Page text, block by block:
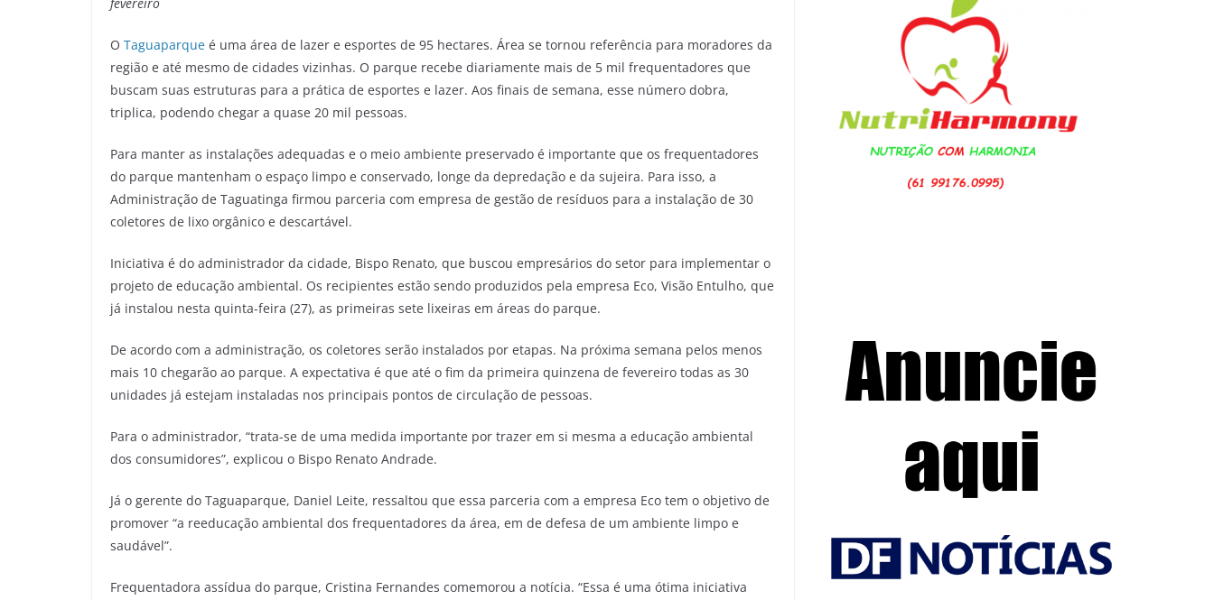
O Taguaparque é uma área de lazer e esportes de 95 hectares. Área se tornou referência para moradores da
região e até mesmo de cidades vizinhas. O parque recebe diariamente mais de 5 mil frequentadores que
buscam suas estruturas para a prática de esportes e lazer. Aos finais de semana, esse número dobra,
triplica, podendo chegar a quase 20 mil pessoas.
Para manter as instalações adequadas e o meio ambiente preservado é importante que os frequentadores
do parque mantenham o espaço limpo e conservado, longe da depredação e da sujeira. Para isso, a
Administração de Taguatinga firmou parceria com empresa de gestão de resíduos para a instalação de 30
coletores de lixo orgânico e descartável.
Iniciativa é do administrador da cidade, Bispo Renato, que buscou empresários do setor para implementar o
projeto de educação ambiental. Os recipientes estão sendo produzidos pela empresa Eco, Visão Entulho, que
já instalou nesta quinta-feira (27), as primeiras sete lixeiras em áreas do parque.
De acordo com a administração, os coletores serão instalados por etapas. Na próxima semana pelos menos
mais 10 chegarão ao parque. A expectativa é que até o fim da primeira quinzena de fevereiro todas as 30
unidades já estejam instaladas nos principais pontos de circulação de pessoas.
Para o administrador, “trata-se de uma medida importante por trazer em si mesma a educação ambiental
dos consumidores”, explicou o Bispo Renato Andrade.
Já o gerente do Taguaparque, Daniel Leite, ressaltou que essa parceria com a empresa Eco tem o objetivo de
promover “a reeducação ambiental dos frequentadores da área, em de defesa de um ambiente limpo e
saudável”.
Frequentadora assídua do parque, Cristina Fernandes comemorou a notícia. “Essa é uma ótima iniciativa